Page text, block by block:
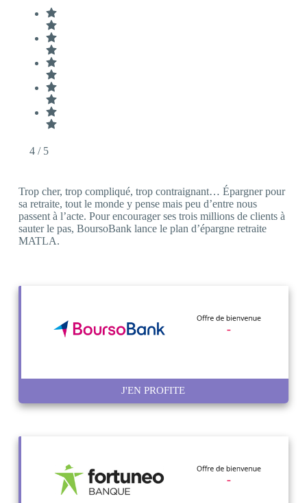
4 / 5
Trop cher, trop compliqué, trop contraignant… Épargner pour
sa retraite, tout le monde y pense mais peu d’entre nous
passent à l’acte. Pour encourager ses trois millions de clients à
sauter le pas, BoursoBank lance le plan d’épargne retraite
MATLA.
J'EN PROFITE